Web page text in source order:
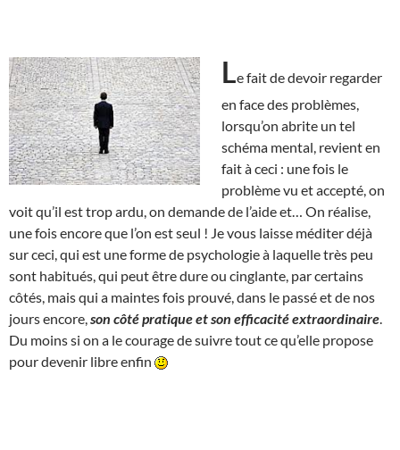
Le fait de devoir regarder
en face des problèmes,
lorsqu’on abrite un tel
schéma mental, revient en
fait à ceci : une fois le
problème vu et accepté, on
voit qu’il est trop ardu, on demande de l’aide et… On réalise,
une fois encore que l’on est seul ! Je vous laisse méditer déjà
sur ceci, qui est une forme de psychologie à laquelle très peu
sont habitués, qui peut être dure ou cinglante, par certains
côtés, mais qui a maintes fois prouvé, dans le passé et de nos
jours encore, son côté pratique et son efficacité extraordinaire
Du moins si on a le courage de suivre tout ce qu’elle propose
pour devenir libre enfin